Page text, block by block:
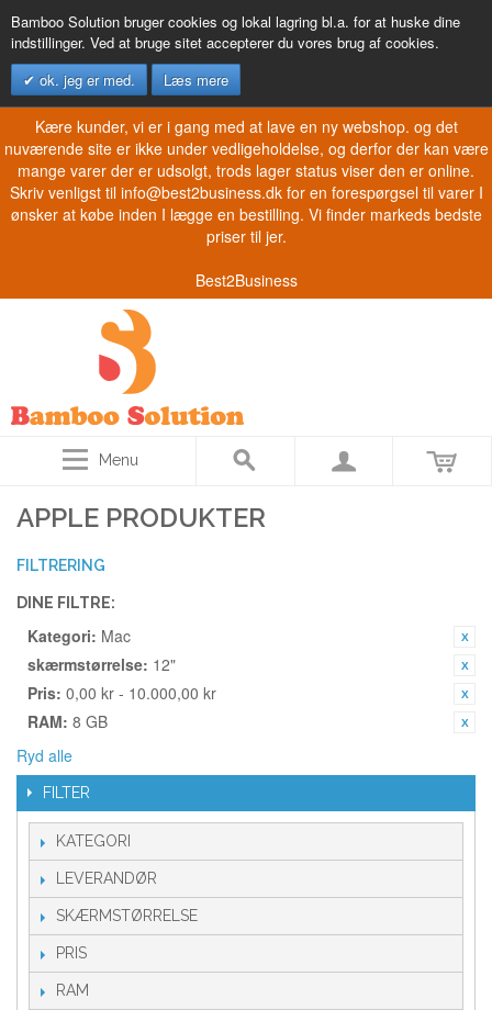
Bamboo Solution bruger cookies og lokal lagring bl.a. for at huske dine
indstillinger. Ved at bruge sitet accepterer du vores brug af cookies.
ok. jeg er med.
Læs mere
Kære kunder, vi er i gang med at lave en ny webshop. og det
nuværende site er ikke under vedligeholdelse, og derfor der kan være
mange varer der er udsolgt, trods lager status viser den er online.
Skriv venligst til info@best2business.dk for en forespørgsel til varer I
ønsker at købe inden I lægge en bestilling. Vi finder markeds bedste
priser til jer.
Best2Business
Menu
APPLE PRODUKTER
FILTRERING
DINE FILTRE:
Kategori: Mac
skærmstørrelse: 12"
Pris: 0,00 kr - 10.000,00 kr
RAM: 8 GB
Ryd alle
FILTER
KATEGORI
LEVERANDØR
SKÆRMSTØRRELSE
PRIS
RAM